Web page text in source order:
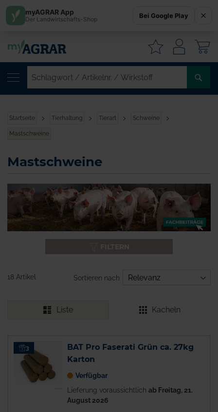
Startseite Tierhaltung Tierart Schweine
Mastschweine
Mastschweine
18 Artikel Sortieren nach
Liste Kacheln
3
BAT Pro Faserati Grün ca. 27kg
Karton
Verfügbar
Lieferung voraussichtlich ab Freitag, 21.
August 2026
myAGRAR App
Der Landwirtschafts-Shop Bei Google Play